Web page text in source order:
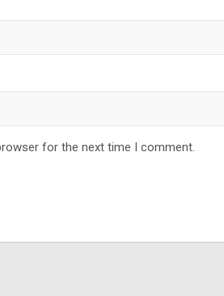
for the next time I comment.